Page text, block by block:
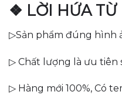
❖ LỜI HỨA TỪ
▷Sản phẩm đúng hình
▷ Chất lượng là ưu tiên
▷ Hàng mới 100%, Có